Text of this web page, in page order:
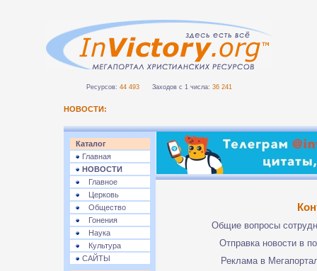
Ресурсов: 44 493 Заходов с 1 числа: 36 241
НОВОСТИ:
Каталог
Главная
НОВОСТИ
Главное
Церковь
Общество
Гонения
Наука
Культура
САЙТЫ
Общие вопросы
Отправка новости в
Реклама в